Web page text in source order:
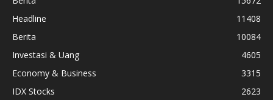
Headline
11408
Berita
10084
Investasi & Uang
4605
Economy & Business
3315
IDX Stocks
2623